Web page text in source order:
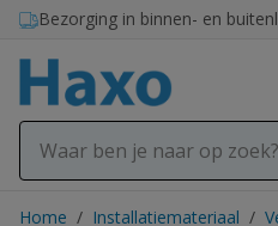
Ga naar de inhoud
Bezorging in binnen- en
Home / Installatiemateriaal /